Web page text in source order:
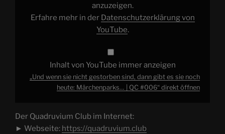
heute:
anzuzeigen.
Erfahre mehr in der Datenschutzerklärung von
YouTube.
Inhalt von YouTube immer anzeigen
„Und wenn sie nicht gestorben sind, dann gibt es sie noch
heute: Märchenparks… | QC #006“ direkt öffnen
Der Quadruvium Club im Internet:
► Webseite: https://quadruvium.club